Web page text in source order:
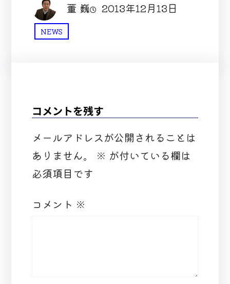
董 巍 2013年12月13日
NEWS
コメントを残す
メールアドレスが公開されることは
ありません。
※ が付いている欄は
必須項目です
コメント ※